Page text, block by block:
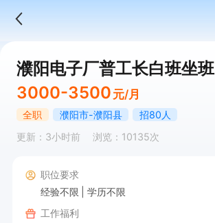
濮阳电子厂普工长白班坐班
3000-3500 元/月
全职 濮阳市-濮阳县
招80人
更新：3小时前
浏览：10135次
职位要求
经验不限
学历不限
工作福利